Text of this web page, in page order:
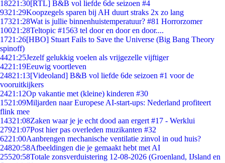
18221:30[RTL] B&B vol liefde 6de seizoen #4
9321:29Koopzegels sparen bij AH duurt straks 2x zo lang
17321:28Wat is jullie binnenhuistemperatuur? #81 Horrorzomer
10021:28Teltopic #1563 tel door en door en door....
1721:26[HBO] Stuart Fails to Save the Universe (Big Bang Theory
spinoff)
4421:25Jezelf gelukkig voelen als vrijgezelle vijftiger
4221:19Eeuwig voortleven
24821:13[Videoland] B&B vol liefde 6de seizoen #1 voor de
vooruitkijkers
2421:12Op vakantie met (kleine) kinderen #30
1521:09Miljarden naar Europese AI-start-ups: Nederland profiteert
flink mee
14321:08Zaken waar je je echt dood aan ergert #17 - Werklui
27921:07Post hier pas overleden muzikanten #32
6221:00Aanbrengen mechanische ventilatie zinvol in oud huis?
24820:58Afbeeldingen die je gemaakt hebt met AI
25520:58Totale zonsverduistering 12-08-2026 (Groenland, IJsland en